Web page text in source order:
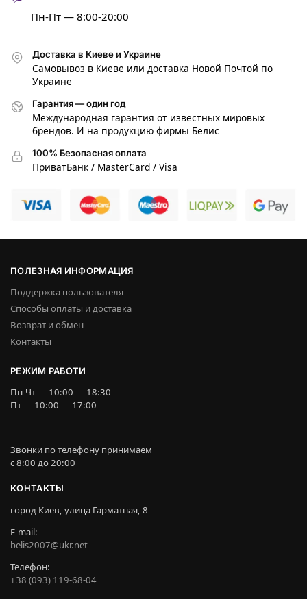
Пн-Пт — 8:00-20:00
Доставка в Киеве и Украине
Самовывоз в Киеве или доставка Новой Почтой по
Украине
Гарантия — один год
Международная гарантия от известных мировых
брендов. И на продукцию фирмы Белис
100% Безопасная оплата
ПриватБанк / MasterCard / Visa
ПОЛЕЗНАЯ ИНФОРМАЦИЯ
Поддержка пользователя
Способы оплаты и доставка
Возврат и обмен
Контакты
РЕЖИМ РАБОТИ
Пн-Чт — 10:00 — 18:30
Пт — 10:00 — 17:00
Звонки по телефону принимаем
c 8:00 до 20:00
КОНТАКТЫ
город Киев, улица Гарматная, 8
E-mail:
belis2007@ukr.net
Телефон:
+38 (093) 119-68-04